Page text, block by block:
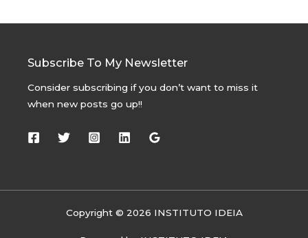
Subscribe To My Newsletter
Consider subscribing if you don’t want to miss it
when new posts go up!!
Copyright © 2026 INSTITUTO IDEIA